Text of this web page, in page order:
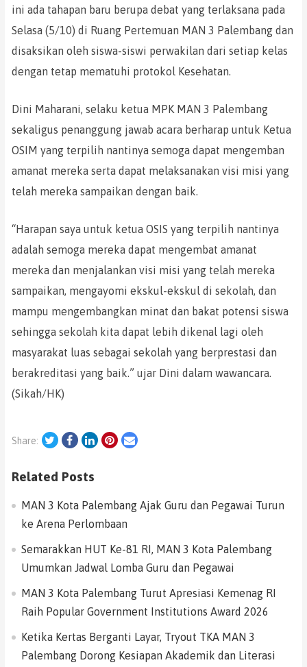
ini ada tahapan baru berupa debat yang terlaksana pada
Selasa (5/10) di Ruang Pertemuan MAN 3 Palembang dan
disaksikan oleh siswa-siswi perwakilan dari setiap kelas
dengan tetap mematuhi protokol Kesehatan.
Dini Maharani, selaku ketua MPK MAN 3 Palembang
sekaligus penanggung jawab acara berharap untuk Ketua
OSIM yang terpilih nantinya semoga dapat mengemban
amanat mereka serta dapat melaksanakan visi misi yang
telah mereka sampaikan dengan baik.
“Harapan saya untuk ketua OSIS yang terpilih nantinya
adalah semoga mereka dapat mengembat amanat
mereka dan menjalankan visi misi yang telah mereka
sampaikan, mengayomi ekskul-ekskul di sekolah, dan
mampu mengembangkan minat dan bakat potensi siswa
sehingga sekolah kita dapat lebih dikenal lagi oleh
masyarakat luas sebagai sekolah yang berprestasi dan
berakreditasi yang baik.” ujar Dini dalam wawancara.
(Sikah/HK)
Share: TwitterFacebook
LinkedIn
Pinterest
Email
Related Posts
MAN 3 Kota Palembang Ajak Guru dan Pegawai Turun
ke Arena Perlombaan
Semarakkan HUT Ke-81 RI, MAN 3 Kota Palembang
Umumkan Jadwal Lomba Guru dan Pegawai
MAN 3 Kota Palembang Turut Apresiasi Kemenag RI
Raih Popular Government Institutions Award 2026
Ketika Kertas Berganti Layar, Tryout TKA MAN 3
Palembang Dorong Kesiapan Akademik dan Literasi